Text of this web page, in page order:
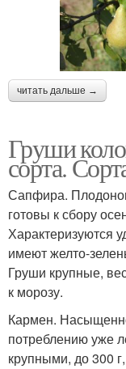
читать дальше →
Груши
сорта.
Сапфира.
готовы к сбору
Характеризуются
имеют желто-
Груши крупные,
к морозу.
Кармен.
потреблению уже
крупными, до 300